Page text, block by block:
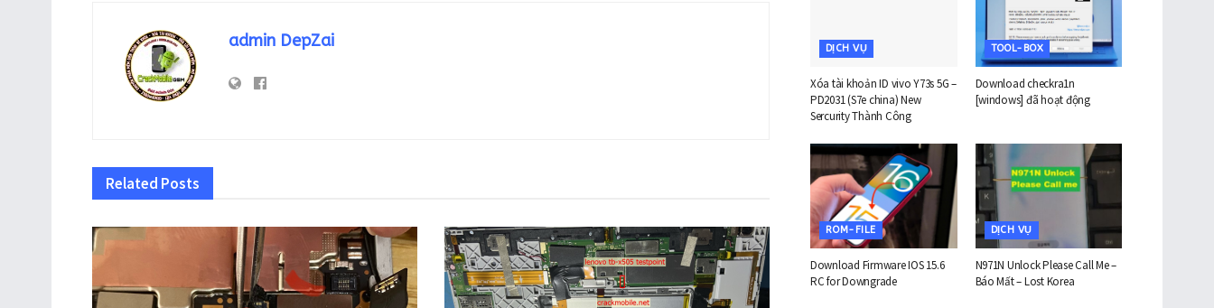
admin DepZai
Related Posts
DỊCH VỤ
Xóa tài khoản ID vivo Y73s 5G –
PD2031 (S7e china) New
Sercurity Thành Công
TOOL-BOX
Download checkra1n
[windows] đã hoạt động
ROM-FILE
Download Firmware IOS 15.6
RC for Downgrade
DỊCH VỤ
N971N Unlock Please Call Me –
Báo Mất – Lost Korea